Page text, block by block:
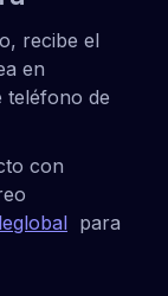
recibe el
en
teléfono de
con
para